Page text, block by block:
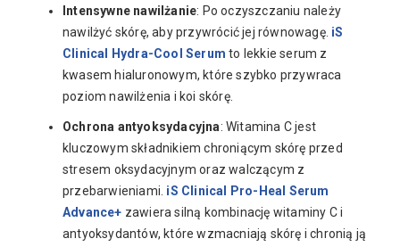
Intensywne nawilżanie: Po oczyszczaniu należy
nawilżyć skórę, aby przywrócić jej równowagę. iS
Clinical Hydra-Cool Serum to lekkie serum z
kwasem hialuronowym, które szybko przywraca
poziom nawilżenia i koi skórę.
Ochrona antyoksydacyjna: Witamina C jest
kluczowym składnikiem chroniącym skórę przed
stresem oksydacyjnym oraz walczącym z
przebarwieniami. iS Clinical Pro-Heal Serum
Advance+ zawiera silną kombinację witaminy C i
antyoksydantów, które wzmacniają skórę i chronią ją